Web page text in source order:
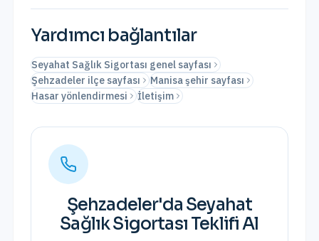
Yardımcı bağlantılar
Seyahat Sağlık Sigortası genel sayfası
Şehzadeler ilçe sayfası
Manisa şehir sayfası
Hasar yönlendirmesi
İletişim
Şehzadeler'da Seyahat
Sağlık Sigortası Teklifi Al